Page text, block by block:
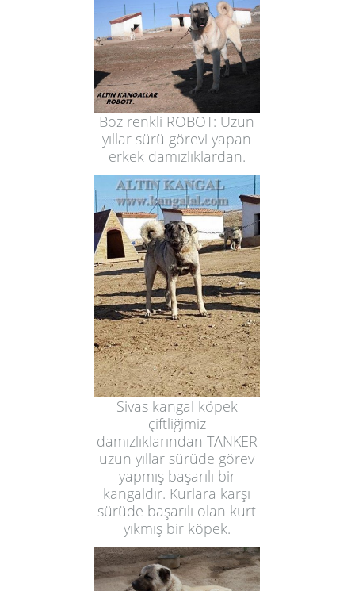
Boz renkli ROBOT: Uzun
yıllar sürü görevi yapan
erkek damızlıklardan.
Sivas kangal köpek
çiftliğimiz
damızlıklarından TANKER
uzun yıllar sürüde görev
yapmış başarılı bir
kangaldır. Kurlara karşı
sürüde başarılı olan kurt
yıkmış bir köpek.